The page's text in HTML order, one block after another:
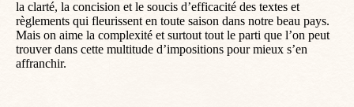
la clarté, la concision et le soucis d’efficacité des textes et
règlements qui fleurissent en toute saison dans notre beau pays.
Mais on aime la complexité et surtout tout le parti que l’on peut
trouver dans cette multitude d’impositions pour mieux s’en
affranchir.